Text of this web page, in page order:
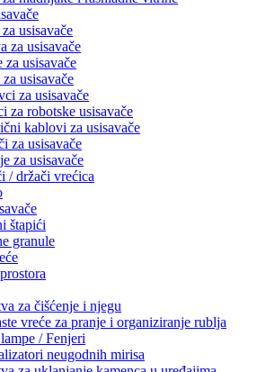
usisavače
za usisavače
za usisavače
usisavače
za usisavače
za robotske usisavače
kablovi za usisavače
za usisavače
za usisavače
/ držači vrećica
štapići
granule
za čišćenje i njegu
vreće za pranje i organiziranje rublja
/ Fenjeri
neugodnih mirisa